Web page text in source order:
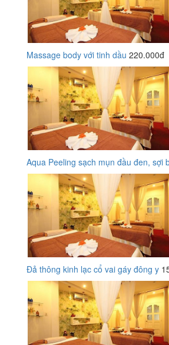
Massage body với tinh dầu 220.000đ
Aqua Peeling sạch mụn đầu đen, sợi
Đả thông kinh lạc cổ vai gáy đông y